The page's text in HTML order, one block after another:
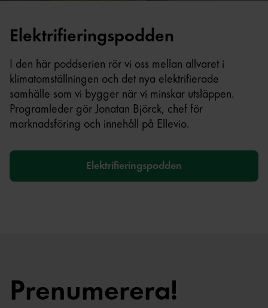
Elektrifieringspodden
I den här poddserien rör vi oss mellan allvaret i
klimatomställningen och det nya elektrifierade
samhälle som vi bygger när vi minskar utsläppen.
Programleder gör Jonatan Björck, chef för
marknadsföring och innehåll på Ellevio.
Elektrifieringspodden
Prenumerera!